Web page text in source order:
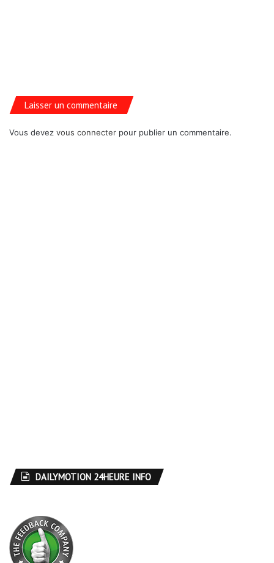
Laisser un commentaire
Vous devez vous connecter pour publier un commentaire.
DAILYMOTION 24HEURE INFO